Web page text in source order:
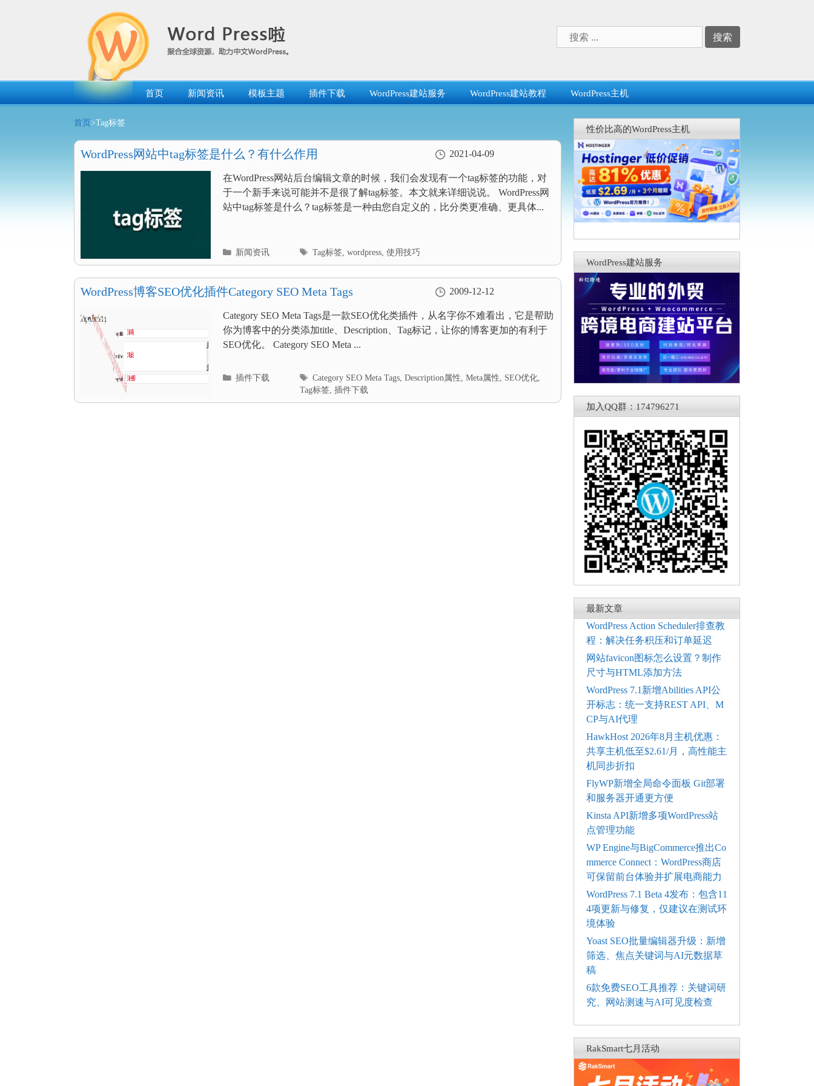
索：
首页 新闻资讯 模板主题 插件下载 WordPress建站服务 WordPress建站教程 WordPress主机
首页 >Tag标签
WordPress网站中tag标签是什么？有什么作用 2021-04-09
在WordPress网站后台编辑文章的时候，我们会发现有一个tag标签的功能，对
于一个新手来说可能并不是很了解tag标签。本文就来详细说说。 WordPress网
站中tag标签是什么？tag标签是一种由您自定义的，比分类更准确、更具体...
分
类
目
录
新闻资讯
标
签
Tag标签,wordpress,使用技巧
WordPress博客SEO优化插件Category SEO Meta Tags 2009-12-12
Category SEO Meta Tags是一款SEO优化类插件，从名字你不难看出，它是帮助
你为博客中的分类添加title、Description、Tag标记，让你的博客更加的有利于
SEO优化。 Category SEO Meta ...
分
目
插件下载
标
签
Category SEO Meta Tags,Description属性,Meta属性, SEO优化,
Tag标签,插件下载
性价比高的WordPress主机
WordPress建站服务
加入QQ群：174796271
最新文章
WordPress Action Scheduler排查教
程：解决任务积压和订单延迟
网站favicon图标怎么设置？制作
尺寸与HTML添加方法
WordPress 7.1新增Abilities API公
开标志：统一支持REST API、M
CP与AI代理
HawkHost 2026年8月主机优惠：
共享主机低至$2.61/月，高性能主
机同步折扣
FlyWP新增全局命令面板 Git部署
和服务器开通更方便
Kinsta API新增多项WordPress站
点管理功能
WP Engine与BigCommerce推出Co
mmerce Connect：WordPress商店
可保留前台体验并扩展电商能力
WordPress 7.1 Beta 4发布：包含11
4项更新与修复，仅建议在测试环
境体验
Yoast SEO批量编辑器升级：新增
筛选、焦点关键词与AI元数据草
稿
6款免费SEO工具推荐：关键词研
究、网站测速与AI可见度检查
RakSmart七月活动